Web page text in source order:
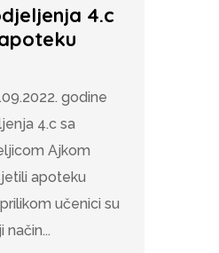
4.c
godine
4.c sa
Ajkom
apoteku
prilikom učenici su
način...